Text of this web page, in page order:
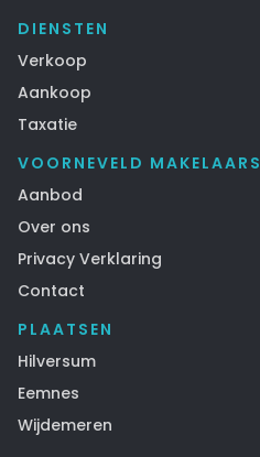
DIENSTEN
Verkoop
Aankoop
Taxatie
VOORNEVELD MAKELAARS
Aanbod
Over ons
Privacy Verklaring
Contact
PLAATSEN
Hilversum
Eemnes
Wijdemeren